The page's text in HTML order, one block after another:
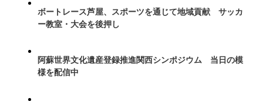
ボートレース芦屋、スポーツを通じて地域貢献 サッカ
ー教室・大会を後押し
阿蘇世界文化遺産登録推進関西シンポジウム 当日の模
様を配信中